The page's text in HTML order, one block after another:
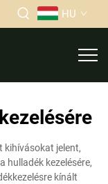
HU
kihívásokat jelent,
hulladék kezelésére,
kínált